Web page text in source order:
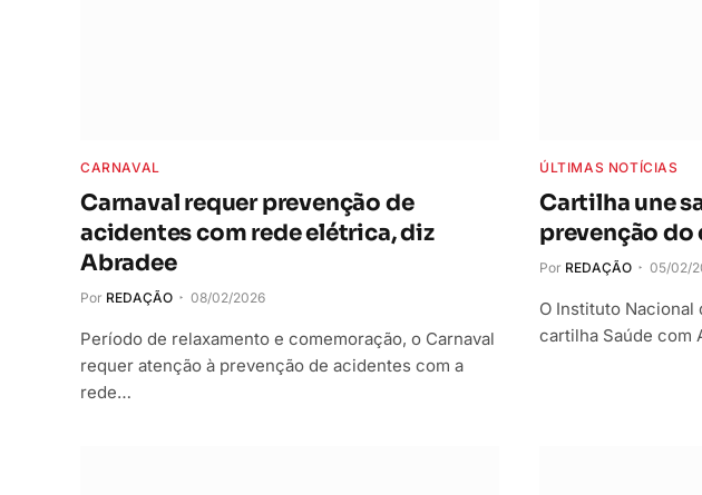
CARNAVAL
Carnaval requer prevenção de
acidentes com rede elétrica, diz
Abradee
Por REDAÇÃO 08/02/2026
Período de relaxamento e comemoração, o Carnaval
requer atenção à prevenção de acidentes com a
rede…
ÚLTIMAS NOTÍCIAS
Cartilha une
prevenção do
Por REDAÇÃO 05/02/
O Instituto Nacional
cartilha Saúde com